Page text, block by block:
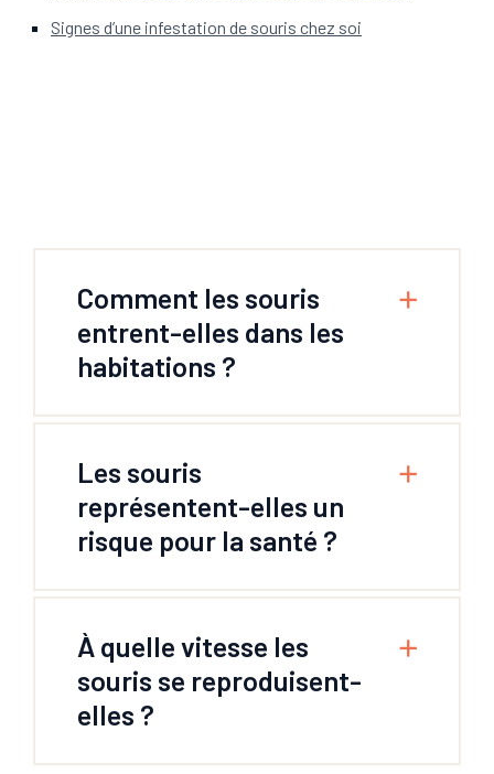
Signes d’une infestation de souris chez soi
Comment les souris
entrent-elles dans les
habitations ?
Les souris
représentent-elles un
risque pour la santé ?
À quelle vitesse les
souris se reproduisent-
elles ?